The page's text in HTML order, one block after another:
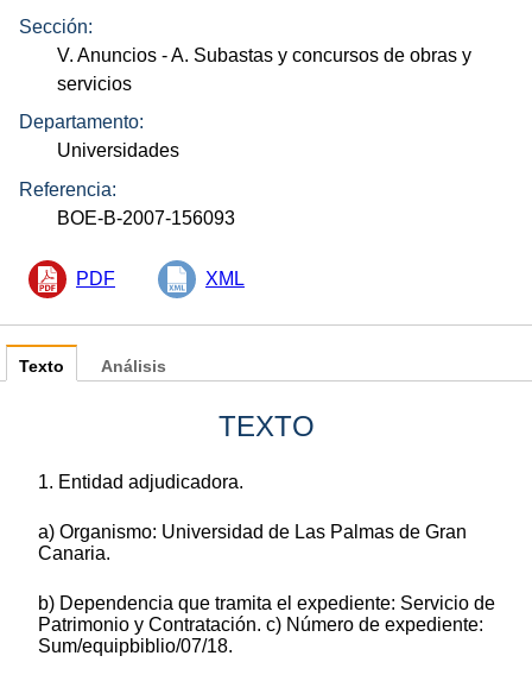
Sección:
V. Anuncios - A. Subastas y concursos de obras y
servicios
Departamento:
Universidades
Referencia:
BOE-B-2007-156093
PDF XML
Texto
TEXTO
1. Entidad adjudicadora.
a) Organismo: Universidad de Las Palmas de Gran
Canaria.
b) Dependencia que tramita el expediente: Servicio de
Patrimonio y Contratación. c) Número de expediente:
Sum/equipbiblio/07/18.
Análisis